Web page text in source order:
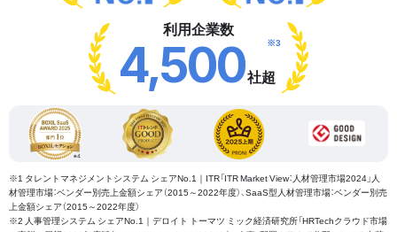
利用企業数
4,500社超
※3
※1 タレントマネジメントシステム シェアNo.1｜ITR「ITR Market View：人材管理市場2024」人
材管理市場：ベンダー別売上金額シェア（2015～2022年度）、SaaS型人材管理市場：ベンダー別売
上金額シェア（2015～2022年度）
※2 人事管理システム シェアNo.1｜デロイト トーマツ ミック経済研究所「HRTechクラウド市場